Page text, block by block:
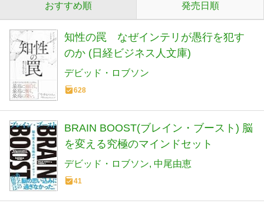
おすすめ順 発売日順
知性の罠 なぜインテリが愚行を犯す
のか (日経ビジネス人文庫)
デビッド・ロブソン
628
BRAIN BOOST(ブレイン・ブースト) 脳
を変える究極のマインドセット
デビッド・ロブソン 中尾由恵
41